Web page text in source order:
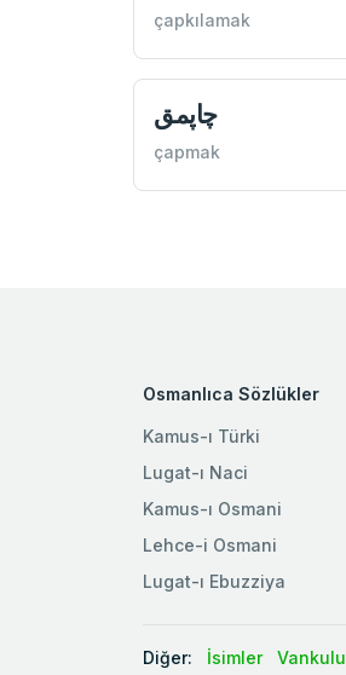
çapkılamak
چاپمق
çapmak
Osmanlıca Sözlükler
Kamus-ı Türki
Lugat-ı Naci
Kamus-ı Osmani
Lehce-i Osmani
Lugat-ı Ebuzziya
Diğer: İsimler Vankulu